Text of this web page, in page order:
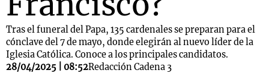
Tras el funeral del Papa, 135 cardenales se preparan para el
cónclave del 7 de mayo, donde elegirán al nuevo líder de la
Iglesia Católica. Conoce a los principales candidatos.
28/04/2025 | 08:52Redacción Cadena 3